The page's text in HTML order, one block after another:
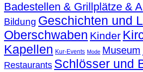
Badestellen & Grillplätze &
Bildung Geschichten und
Oberschwaben Kinder
Kapellen Kur-Events Mode Museum
Restaurants Schlösser und